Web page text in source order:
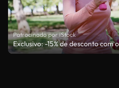
Patrocinado por iStock
Exclusivo: -15% de desconto com